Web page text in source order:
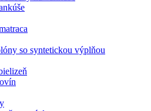
so syntetickou výplňou